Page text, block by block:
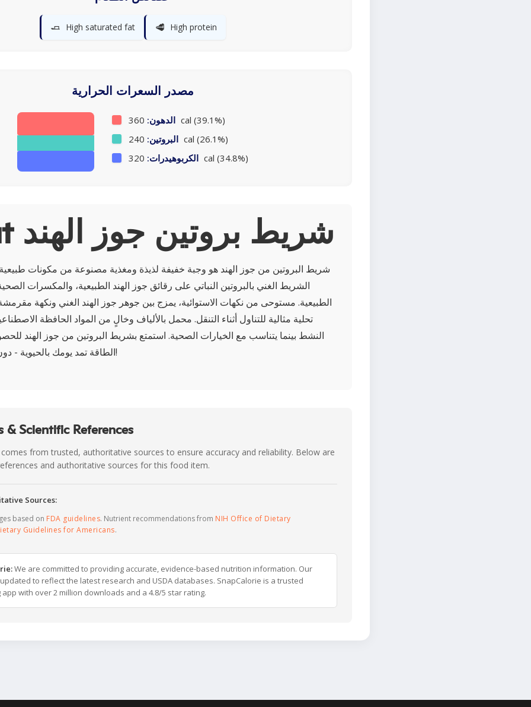
🧈 High saturated fat 🥩 High protein
مصدر السعرات الحرارية
الدهون: 360 cal (39.1%)
البروتين: 240 cal (26.1%)
الكربوهيدرات: 320 cal (34.8%)
About شريط بروتين جوز الهند
شريط البروتين من جوز الهند هو وجبة خفيفة لذيذة ومغذية مصنوعة من مكونات طبيعية
الشريط الغني بالبروتين النباتي على رقائق جوز الهند الطبيعية، والمكسرات
الطبيعية. مستوحى من نكهات الاستوائية، يمزج بين جوهر جوز الهند الغني ونكهة
تحلية مثالية للتناول أثناء التنقل. محمل بالألياف وخالٍ من المواد الحافظة
النشط بينما يتناسب مع الخيارات الصحية. استمتع بشريط البروتين من جوز الهند
الطاقة تمد يومك بالحيوية - دون التنازل عن الطعم!
& Scientific References
from trusted, authoritative sources to ensure accuracy and reliability. Below are
and authoritative sources for this food item.
Sources:
based on FDA guidelines. Nutrient recommendations from NIH Office of Dietary
Guidelines for Americans.
We are committed to providing accurate, evidence-based nutrition information. Our
to reflect the latest research and USDA databases. SnapCalorie is a trusted
with over 2 million downloads and a 4.8/5 star rating.